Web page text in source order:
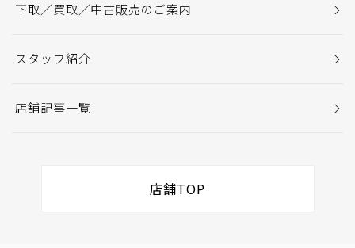
下取／買取／中古販売のご案内
スタッフ紹介
店舗記事一覧
店舗TOP